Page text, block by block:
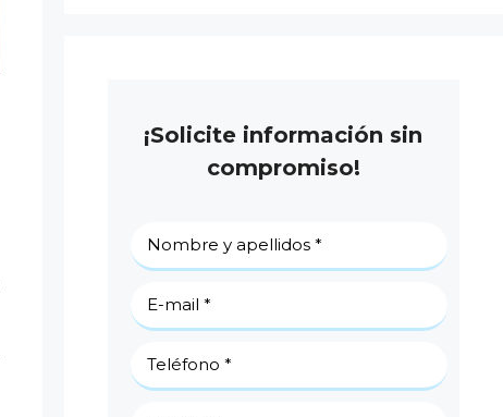
¡Solicite información sin
compromiso!